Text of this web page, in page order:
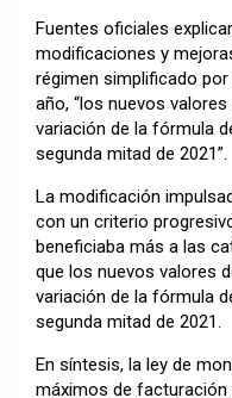
Fuentes oficiales
modificaciones y
régimen simplificado
año, “los nuevos
variación de la fórmula
segunda mitad de 2021”.
La modificación
con un criterio
beneficiaba más a las
que los nuevos valores
variación de la fórmula
segunda mitad de 2021.
En síntesis, la ley de
máximos de